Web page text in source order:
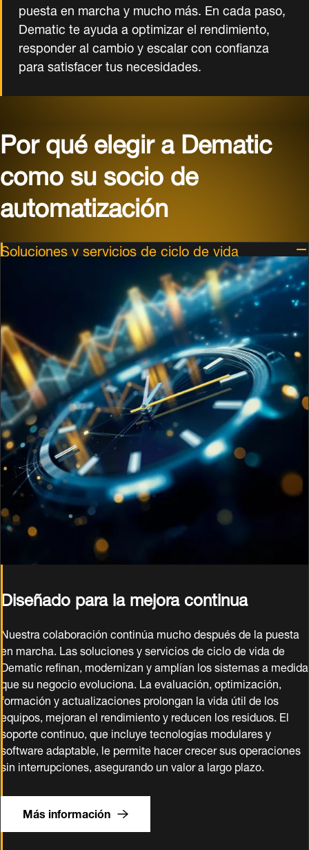
puesta en marcha y mucho más. En cada paso,
Dematic te ayuda a optimizar el rendimiento,
responder al cambio y escalar con confianza
para satisfacer tus necesidades.
Por qué elegir a Dematic
como su socio de
automatización
Soluciones y servicios de ciclo de vida
Diseñado para la mejora continua
Nuestra colaboración continúa mucho después de la puesta
en marcha. Las soluciones y servicios de ciclo de vida de
Dematic refinan, modernizan y amplían los sistemas a medida
que su negocio evoluciona. La evaluación, optimización,
formación y actualizaciones prolongan la vida útil de los
equipos, mejoran el rendimiento y reducen los residuos. El
soporte continuo, que incluye tecnologías modulares y
software adaptable, le permite hacer crecer sus operaciones
sin interrupciones, asegurando un valor a largo plazo.
Más información